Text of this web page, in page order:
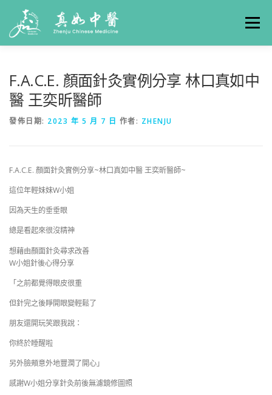
選單
F.A.C.E. 顏面針灸實例分享 林口真如中
醫 王奕昕醫師
發佈日期: 2023 年 5 月 7 日 作者: ZHENJU
F.A.C.E. 顏面針灸實例分享~林口真如中醫 王奕昕醫師~
這位年輕妹妹W小姐
因為天生的垂垂眼
總是看起來很沒精神
想藉由顏面針灸尋求改善
W小姐針後心得分享
「之前都覺得眼皮很重
但針完之後睜開眼變輕鬆了
朋友還開玩笑跟我說：
你終於睡醒啦
另外臉頰意外地豐潤了開心」
感謝W小姐分享針灸前後無濾鏡修圖照